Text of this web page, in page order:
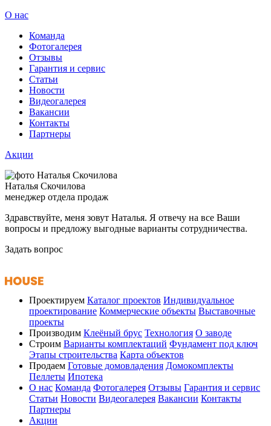
О нас
Команда
Фотогалерея
Отзывы
Гарантия и сервис
Статьи
Новости
Видеогалерея
Вакансии
Контакты
Партнеры
Акции
Наталья Скочилова
менеджер отдела продаж
Здравствуйте, меня зовут Наталья. Я отвечу на все Ваши
вопросы и предложу выгодные варианты сотрудничества.
Задать вопрос
Проектируем Каталог проектов Индивидуальное
проектирование Коммерческие объекты Выставочные
проекты
Производим Клеёный брус Технология О заводе
Строим Варианты комплектаций Фундамент под ключ
Этапы строительства Карта объектов
Продаем Готовые домовладения Домокомплекты
Пеллеты Ипотека
О нас Команда Фотогалерея Отзывы Гарантия и сервис
Статьи Новости Видеогалерея Вакансии Контакты
Партнеры
Акции